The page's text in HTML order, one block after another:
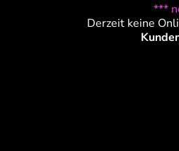
***
Derzeit keine